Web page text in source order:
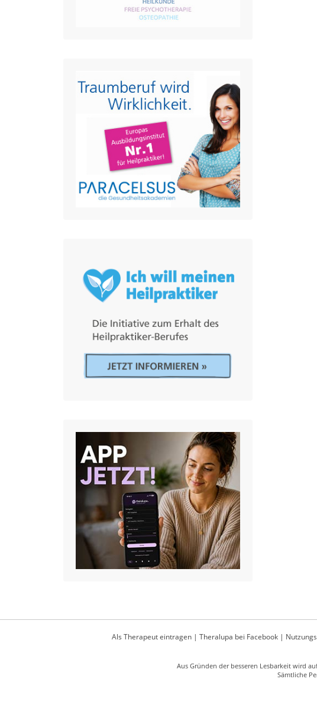
Als Therapeut eintragen| Theralupa bei Facebook|
Aus Gründen der besseren Lesbarkeit wird
Sämtliche